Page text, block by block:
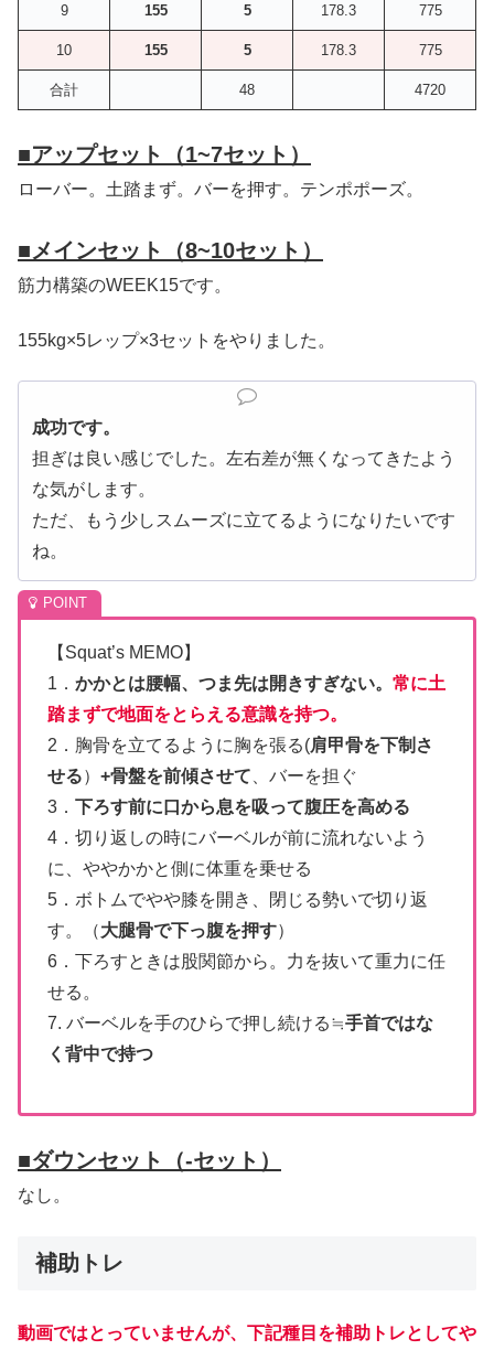
9 155 5 178.3 775
10 155 5 178.3 775
合計 48 4720
■アップセット（1~7セット）
ローバー。土踏まず。バーを押す。テンポポーズ。
■メインセット（8~10セット）
筋力構築のWEEK15です。
155kg×5レップ×3セットをやりました。
成功です。
担ぎは良い感じでした。左右差が無くなってきたよう
な気がします。
ただ、もう少しスムーズに立てるようになりたいです
ね。
【Squat’s MEMO】
1． かかとは腰幅、つま先は開きすぎない。 常に土
踏まずで地面をとらえる意識を持つ。
2．胸骨を立てるように胸を張る(肩甲骨を下制さ
せる） +骨盤を前傾させて、バーを担ぐ
3．
下ろす前に口から息を吸って腹圧を高める
4．切り返しの時にバーベルが前に流れないよう
に、ややかかと側に体重を乗せる
5．ボトムでやや膝を開き、閉じる勢いで切り返
す。（大腿骨で下っ腹を押す）
6．下ろすときは股関節から。力を抜いて重力に任
せる。
7. バーベルを手のひらで押し続ける≒手首ではな
く背中で持つ
■ダウンセット（-セット）
なし。
補助トレ
動画ではとっていませんが、下記種目を補助トレとしてや